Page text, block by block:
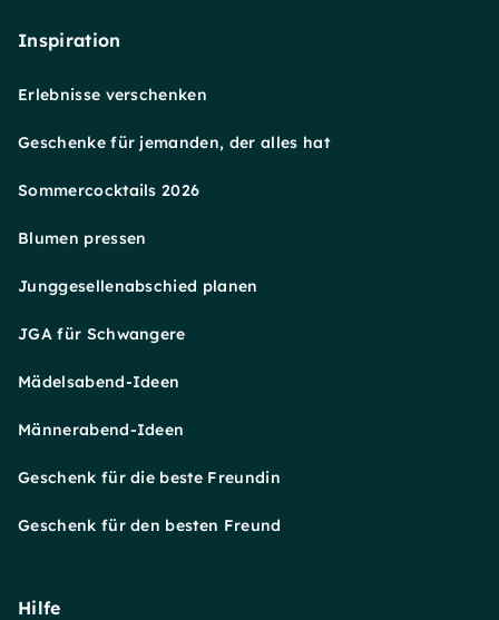
Inspiration
Erlebnisse verschenken
Geschenke für jemanden, der alles hat
Sommercocktails 2026
Blumen pressen
Junggesellenabschied planen
JGA für Schwangere
Mädelsabend-Ideen
Männerabend-Ideen
Geschenk für die beste Freundin
Geschenk für den besten Freund
Hilfe